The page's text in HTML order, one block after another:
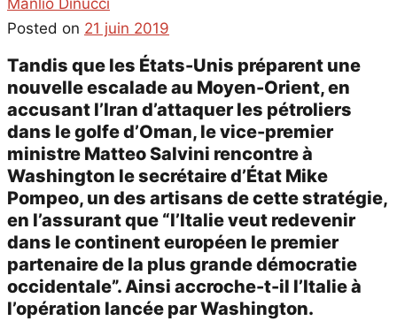
Posted on 21 juin 2019
Tandis que les États-Unis préparent une
nouvelle escalade au Moyen-Orient, en
accusant l’Iran d’attaquer les pétroliers
dans le golfe d’Oman, le vice-premier
ministre Matteo Salvini rencontre à
Washington le secrétaire d’État Mike
Pompeo, un des artisans de cette stratégie,
en l’assurant que “l’Italie veut redevenir
dans le continent européen le premier
partenaire de la plus grande démocratie
occidentale”. Ainsi accroche-t-il l’Italie à
l’opération lancée par Washington.